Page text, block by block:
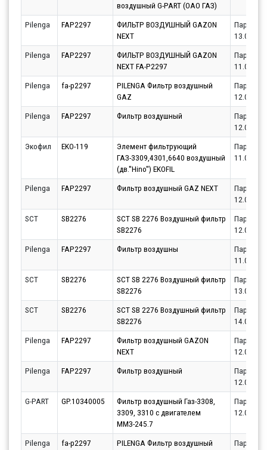
воздушный G-PART (ОАО ГАЗ)
Pilenga FAP2297
ФИЛЬТР ВОЗДУШНЫЙ GAZON
NEXT
Партнёр
Pilenga
FAP2297
ФИЛЬТР ВОЗДУШНЫЙ GAZON
NEXT FA-P2297
Партнёр
Pilenga
fa-p2297
PILENGA Фильтр воздушный
GAZ
Партнёр
Pilenga
FAP2297 Фильтр воздушный
Партнёр
Экофил
EKO-119
Элемент фильтрующий
ГАЗ-3309,4301,6640 воздушный
(дв.''Hino'') EKOFIL
Партнёр
Pilenga FAP2297 Фильтр воздушный GAZ NEXT
Партнёр
SCT
SB2276
SCT SB 2276 Воздушный фильтр
SB2276
Партнёр
Pilenga
FAP2297 Фильтр воздушны
Партнёр
SCT
SB2276
SCT SB 2276 Воздушный фильтр
SB2276
Партнёр
SCT
SB2276
SCT SB 2276 Воздушный фильтр
SB2276
Партнёр
Pilenga
FAP2297
Фильтр воздушный GAZON
NEXT
Партнёр
Pilenga
FAP2297 Фильтр воздушный
Партнёр
G-PART
GP.10340005
Фильтр воздушный Газ-3308,
3309, 3310 с двигателем
ММЗ-245.7
Партнёр
Pilenga fa-p2297
PILENGA Фильтр воздушный
Партнёр